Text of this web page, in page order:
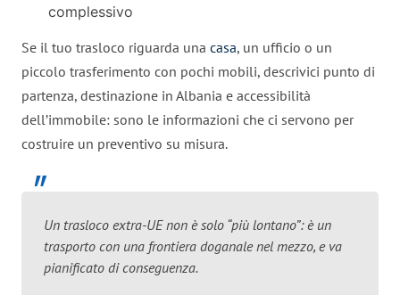
complessivo
Se il tuo trasloco riguarda una casa, un ufficio o un
piccolo trasferimento con pochi mobili, descrivici punto di
partenza, destinazione in Albania e accessibilità
dell’immobile: sono le informazioni che ci servono per
costruire un preventivo su misura.
Un trasloco extra-UE non è solo “più lontano”: è un
trasporto con una frontiera doganale nel mezzo, e va
pianificato di conseguenza.